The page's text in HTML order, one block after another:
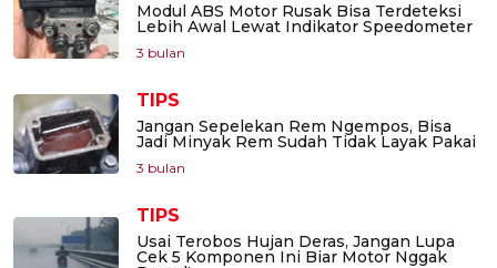
Modul ABS Motor Rusak Bisa Terdeteksi
Lebih Awal Lewat Indikator Speedometer
3 bulan
TIPS
Jangan Sepelekan Rem Ngempos, Bisa
Jadi Minyak Rem Sudah Tidak Layak Pakai
3 bulan
TIPS
Usai Terobos Hujan Deras, Jangan Lupa
Cek 5 Komponen Ini Biar Motor Nggak